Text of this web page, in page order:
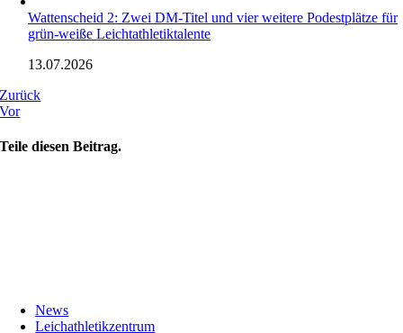
Wattenscheid 2: Zwei DM-Titel und vier weitere Podestplätze für
grün-weiße Leichtathletiktalente
13.07.2026
Zurück
Vor
Teile diesen Beitrag.
News
Leichathletikzentrum